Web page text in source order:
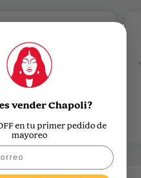
🌶️
tiene su toque especial,
fue el de Serrano con
¡Súper recomendado!"
View More
– Mariana
vender Chapoli?
en tu primer pedido de
mayoreo